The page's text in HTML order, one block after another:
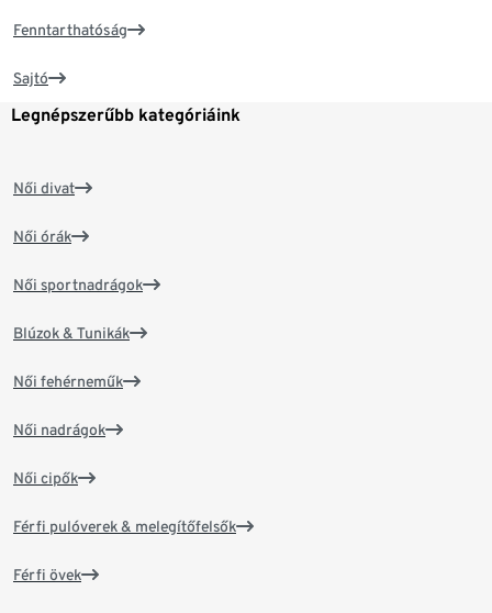
Fenntarthatóság
Sajtó
Legnépszerűbb kategóriáink
Női divat
Női órák
Női sportnadrágok
Blúzok & Tunikák
Női fehérneműk
Női nadrágok
Női cipők
Férfi pulóverek & melegítőfelsők
Férfi övek